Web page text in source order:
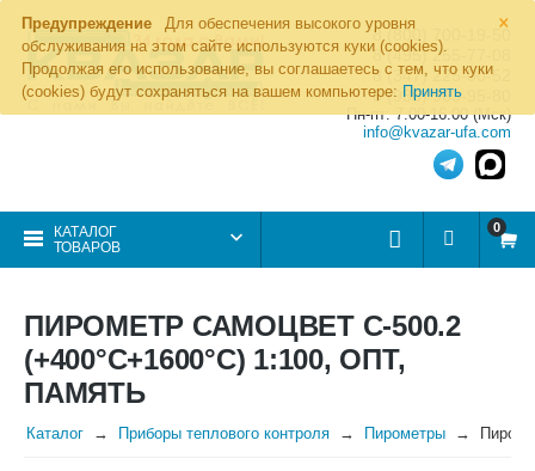
×
Предупреждение
Для обеспечения высокого уровня
обслуживания на этом сайте используются куки (cookies).
Продолжая его использование, вы соглашаетесь с тем, что куки
(cookies) будут сохраняться на вашем компьютере: Принять
8 (800) 700-19-50
8 (495) 255-77-08
8 (347) 225-00-52
8 (986) 963-95-80
Пн-пт: 7.00-16.00 (Мск)
info@kvazar-ufa.com
КАТАЛОГ
ТОВАРОВ
0
ПИРОМЕТР САМОЦВЕТ С-500.2
(+400°С+1600°С) 1:100, ОПТ,
ПАМЯТЬ
Каталог Приборы теплового контроля Пирометры